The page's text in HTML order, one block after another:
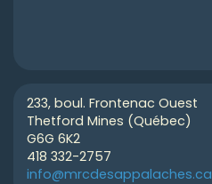
233, boul. Frontenac Ouest
Thetford Mines (Québec)
G6G 6K2
418 332-2757
info@mrcdesappalaches.ca